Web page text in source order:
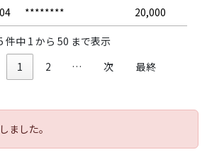
******** 20,000
件中 1 から 50 まで表示
1 2 … 次 最終
ました。